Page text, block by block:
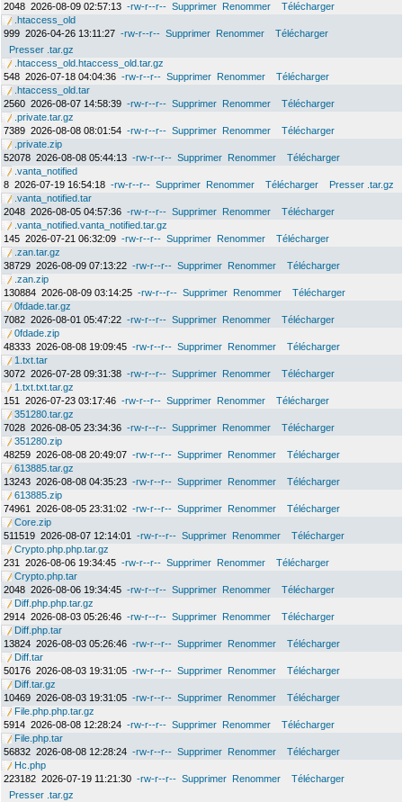
2048 2026-08-09 02:57:13 -rw-r--r-- Supprimer Renommer
Télécharger
.htaccess_old
999 2026-04-26 13:11:27 -rw-r--r-- Supprimer Renommer
Télécharger
Presser .tar.gz
.htaccess_old.htaccess_old.tar.gz
548 2026-07-18 04:04:36 -rw-r--r-- Supprimer Renommer
Télécharger
.htaccess_old.tar
2560 2026-08-07 14:58:39 -rw-r--r-- Supprimer Renommer
Télécharger
.private.tar.gz
7389 2026-08-08 08:01:54 -rw-r--r-- Supprimer Renommer
Télécharger
.private.zip
52078 2026-08-08 05:44:13 -rw-r--r-- Supprimer Renommer
Télécharger
.vanta_notified
8 2026-07-19 16:54:18 -rw-r--r-- Supprimer Renommer Télécharger
Presser .tar.gz
.vanta_notified.tar
2048 2026-08-05 04:57:36 -rw-r--r-- Supprimer Renommer
Télécharger
.vanta_notified.vanta_notified.tar.gz
145 2026-07-21 06:32:09 -rw-r--r-- Supprimer Renommer
Télécharger
.zan.tar.gz
38729 2026-08-09 07:13:22 -rw-r--r-- Supprimer Renommer
Télécharger
.zan.zip
130884 2026-08-09 03:14:25 -rw-r--r-- Supprimer Renommer
Télécharger
0fdade.tar.gz
7082 2026-08-01 05:47:22 -rw-r--r-- Supprimer Renommer
Télécharger
0fdade.zip
48333 2026-08-08 19:09:45 -rw-r--r-- Supprimer Renommer
Télécharger
1.txt.tar
3072 2026-07-28 09:31:38 -rw-r--r-- Supprimer Renommer
Télécharger
1.txt.txt.tar.gz
151
2026-07-23 03:17:46 -rw-r--r-- Supprimer Renommer
Télécharger
351280.tar.gz
7028 2026-08-05 23:34:36 -rw-r--r-- Supprimer Renommer
Télécharger
351280.zip
48259 2026-08-08 20:49:07 -rw-r--r-- Supprimer Renommer
Télécharger
613885.tar.gz
13243 2026-08-08 04:35:23 -rw-r--r-- Supprimer Renommer
Télécharger
613885.zip
74961
2026-08-05 23:31:02 -rw-r--r-- Supprimer Renommer
Télécharger
Core.zip
511519 2026-08-07 12:14:01 -rw-r--r-- Supprimer Renommer
Télécharger
Crypto.php.php.tar.gz
231
2026-08-06 19:34:45 -rw-r--r-- Supprimer Renommer
Télécharger
Crypto.php.tar
2048 2026-08-06 19:34:45 -rw-r--r-- Supprimer Renommer
Télécharger
Diff.php.php.tar.gz
2914 2026-08-03 05:26:46 -rw-r--r-- Supprimer Renommer
Télécharger
Diff.php.tar
13824 2026-08-03 05:26:46 -rw-r--r-- Supprimer Renommer
Télécharger
Diff.tar
50176 2026-08-03 19:31:05 -rw-r--r-- Supprimer Renommer
Télécharger
Diff.tar.gz
10469 2026-08-03 19:31:05 -rw-r--r-- Supprimer Renommer
Télécharger
File.php.php.tar.gz
5914 2026-08-08 12:28:24 -rw-r--r-- Supprimer Renommer
Télécharger
File.php.tar
56832 2026-08-08 12:28:24 -rw-r--r-- Supprimer Renommer
Télécharger
Hc.php
223182 2026-07-19 11:21:30 -rw-r--r-- Supprimer Renommer
Télécharger
Presser .tar.gz